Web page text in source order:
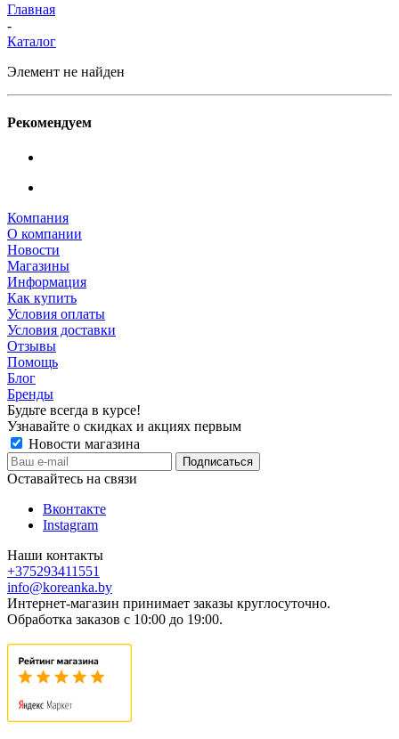
Главная
-
Каталог
Элемент не найден
Рекомендуем
Компания
О компании
Новости
Магазины
Информация
Как купить
Условия оплаты
Условия доставки
Отзывы
Помощь
Блог
Бренды
Будьте всегда в курсе!
Узнавайте о скидках и акциях первым
Новости магазина
Оставайтесь на связи
Вконтакте
Instagram
Наши контакты
+375293411551
info@koreanka.by
Интернет-магазин принимает заказы круглосуточно.
Обработка заказов с 10:00 до 19:00.